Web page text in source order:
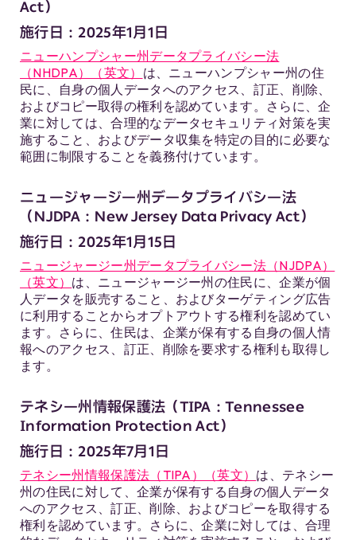
Act）
施行日：2025年1月1日
ニューハンプシャー州データプライバシー法
（NHDPA）（英文） は、ニューハンプシャー州の住
民に、自身の個人データへのアクセス、訂正、削除、
およびコピー取得の権利を認めています。さらに、企
業に対しては、合理的なデータセキュリティ対策を実
施すること、およびデータ収集を特定の目的に必要な
範囲に制限することを義務付けています。
ニュージャージー州データプライバシー法
（NJDPA：New Jersey Data Privacy Act）
施行日：2025年1月15日
ニュージャージー州データプライバシー法（NJDPA）
（英文） は、ニュージャージー州の住民に、企業が個
人データを販売すること、およびターゲティング広告
に利用することからオプトアウトする権利を認めてい
ます。さらに、住民は、企業が保有する自身の個人情
報へのアクセス、訂正、削除を要求する権利も取得し
ます。
テネシー州情報保護法（TIPA：Tennessee
Information Protection Act）
施行日：2025年7月1日
テネシー州情報保護法（TIPA）（英文） は、テネシー
州の住民に対して、企業が保有する自身の個人データ
へのアクセス、訂正、削除、およびコピーを取得する
権利を認めています。さらに、企業に対しては、合理